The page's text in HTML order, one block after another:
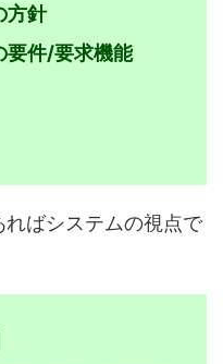
方針
要件/要求機能
ばシステムの視点で